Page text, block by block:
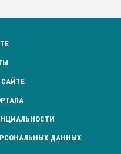
ДАННЫХ